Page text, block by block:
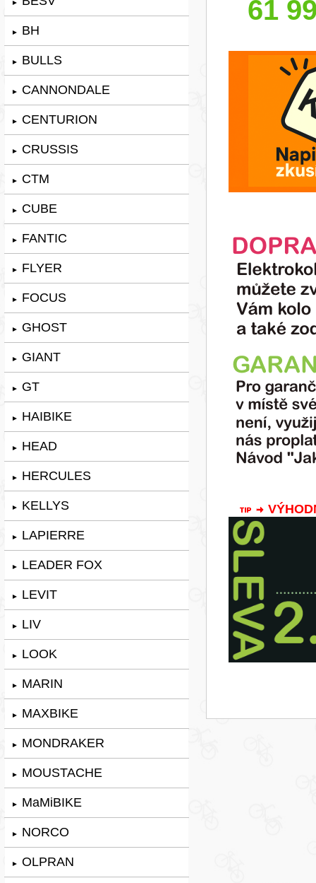
►
► BH
► BULLS
► CANNONDALE
► CENTURION
► CRUSSIS
► CTM
► CUBE
► FANTIC
► FLYER
► FOCUS
► GHOST
► GIANT
► GT
► HAIBIKE
► HEAD
► HERCULES
► KELLYS
► LAPIERRE
► LEADER FOX
► LEVIT
► LIV
► LOOK
► MARIN
► MAXBIKE
► MONDRAKER
► MOUSTACHE
► MaMiBIKE
► NORCO
► OLPRAN
61